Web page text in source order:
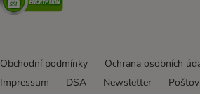
Obchodní podmínky Ochrana osobních
Impressum
DSA Newsletter